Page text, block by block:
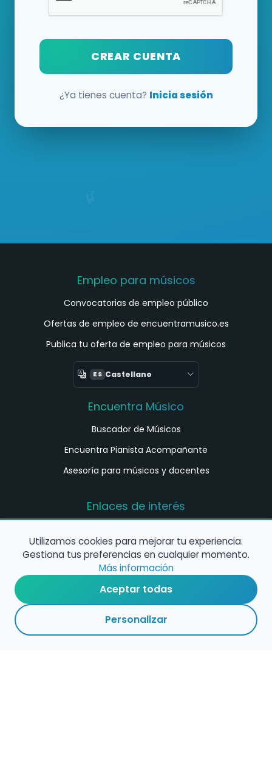
CREAR CUENTA
¿Ya tienes cuenta? Inicia sesión
Empleo para músicos
Convocatorias de empleo público
Ofertas de empleo de encuentramusico.es
Publica tu oferta de empleo para músicos
ES Castellano
Encuentra Músico
Buscador de Músicos
Encuentra Pianista Acompañante
Asesoría para músicos y docentes
Enlaces de interés
música en España
Configura alertas de empleo
Contacta con nosotros
Utilizamos cookies para mejorar tu experiencia.
Gestiona tus preferencias en cualquier momento.
Más información
Aceptar todas
Personalizar